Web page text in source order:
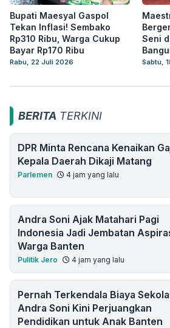
Bupati Maesyal Gaspol
Tekan Inflasi! Sembako
Rp310 Ribu, Warga Cukup
Bayar Rp170 Ribu
Rabu, 22 Juli 2026
Seni
Sabtu,
BERITA TERKINI
DPR Minta Rencana Kenaikan
Kepala Daerah Dikaji Matang
Parlemen 4 jam yang lalu
Andra Soni Ajak Matahari Pagi
Indonesia Jadi Jembatan
Warga Banten
Pulitik Jero 4 jam yang lalu
Pernah Terkendala Biaya
Andra Soni Kini Perjuangkan
Pendidikan untuk Anak Banten